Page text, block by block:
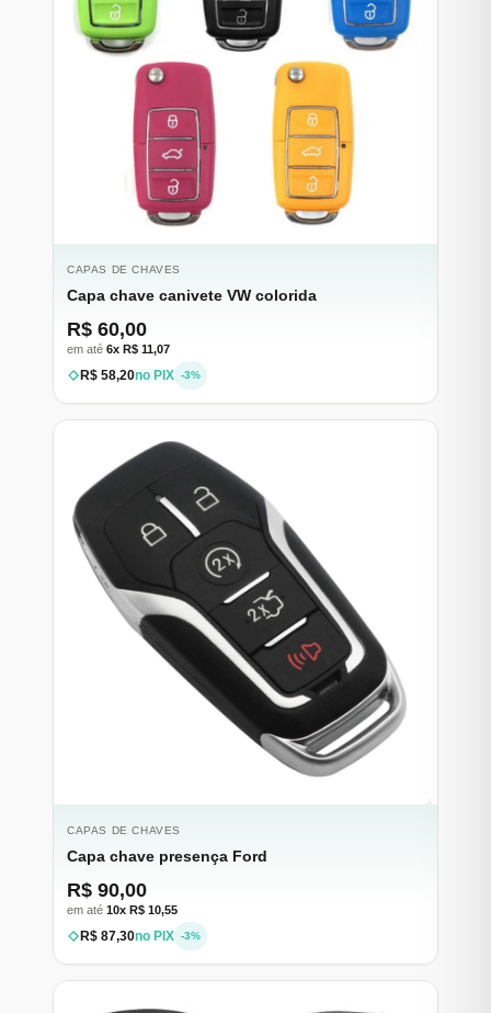
CAPAS DE CHAVES
Capa chave canivete VW colorida
R$ 60,00
em até 6x R$ 11,07
R$ 58,20no PIX -3%
CAPAS DE CHAVES
Capa chave presença Ford
R$ 90,00
em até 10x R$ 10,55
R$ 87,30no PIX -3%